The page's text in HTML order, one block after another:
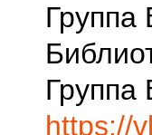
Группа
Группа
https://